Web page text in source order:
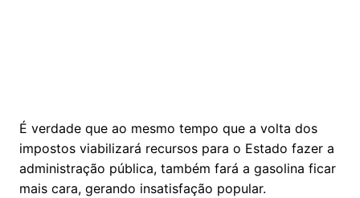
É verdade que ao mesmo tempo que a volta dos
impostos viabilizará recursos para o Estado fazer a
administração pública, também fará a gasolina ficar
mais cara, gerando insatisfação popular.